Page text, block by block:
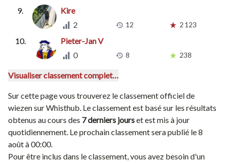
9.
Kire
2
12 2 123
10.
Pieter-Jan V
0
8 238
Visualiser classement complet…
Sur cette page vous trouverez le classement officiel de
wiezensur Whisthub. Le classement est basé sur les résultats
obtenus au cours des 7 derniers jourset est mis à jour
quotidiennement. Le prochain classement sera publié le 8
août à 00:00.
Pour être inclus dans le classement, vous avez besoin d'un